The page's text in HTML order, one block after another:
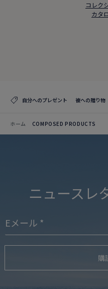
コレク
カタ
自分へのプレゼント 彼への贈り物
ホーム COMPOSED PRODUCTS
ニュースレ
購